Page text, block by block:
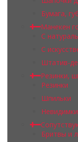
Бумага,
Манекен
С
С
Штатив-
Резинки,
Резинки
Шпильки
Невидимки
Бритвы и